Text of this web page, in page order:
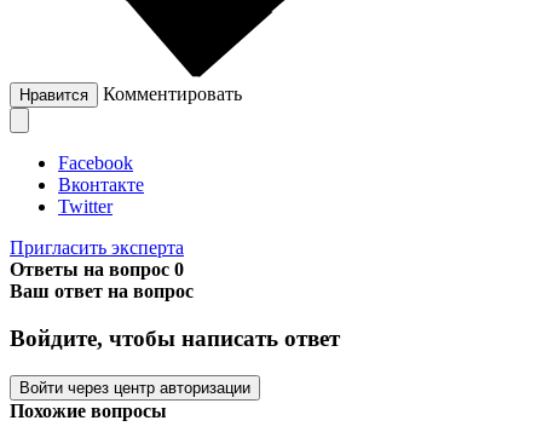
Нравится Комментировать
Facebook
Вконтакте
Twitter
Пригласить эксперта
Ответы на вопрос 0
Ваш ответ на вопрос
Войдите, чтобы написать ответ
Войти через центр авторизации
Похожие вопросы